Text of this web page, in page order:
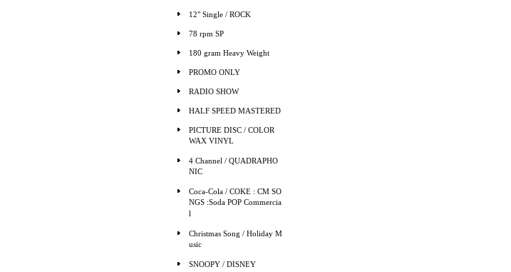
12" Single / ROCK
78 rpm SP
180 gram Heavy Weight
PROMO ONLY
RADIO SHOW
HALF SPEED MASTERED
PICTURE DISC / COLOR
WAX VINYL
4 Channel / QUADRAPHO
NIC
Coca-Cola / COKE : CM SO
NGS :Soda POP Commercia
l
Christmas Song / Holiday M
usic
SNOOPY / DISNEY